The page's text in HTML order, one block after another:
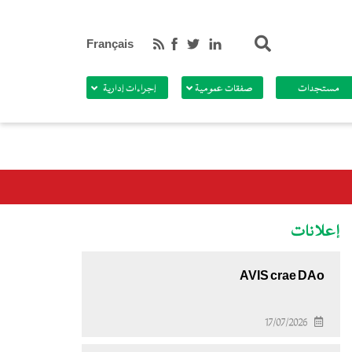
Français
مستجدات صفقات عمومية إجراءات إدارية
إعلانات
AVIS crae DAo
17/07/2026